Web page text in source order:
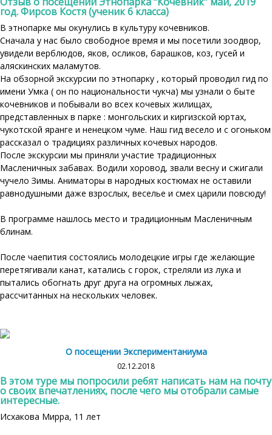
год. Фирсов Костя (ученик 6 класса)
В этнопарке мы окунулись в культуру кочевников.
Сначала у нас было свободное время и мы посетили зоодвор,
увидели верблюдов, яков, осликов, барашков, коз, гусей и
аляскинских маламутов.
На обзорной экскурсии по этнопарку , который проводил гид по
имени Умка ( он по национальности чукча) мы узнали о быте
кочевников и побывали во всех кочевых жилищах,
представленных в парке : монгольских и киргизской юртах,
чукотской яранге и ненецком чуме. Наш гид весело и с огоньком
рассказал о традициях различных кочевых народов.
После экскурсии мы приняли участие традиционных
Масленичных забавах. Водили хоровод, звали весну и сжигали
чучело Зимы. Аниматоры в народных костюмах не оставили
равнодушными даже взрослых, веселье и смех царили повсюду!
В программе нашлось место и традиционным Масленичным
блинам.
После чаепития состоялись молодецкие игры где желающие
перетягивали канат, катались с горок, стреляли из лука и
пытались обогнать друг друга на огромных лыжах,
рассчитанных на нескольких человек.
О посещении Экспериментаниума
02.12.2018
В этом туре мы попросили ребят написать нам на почту
о своих впечатлениях, после чего мы отобрали самые
интересные.
Исхакова Мирра, 11 лет